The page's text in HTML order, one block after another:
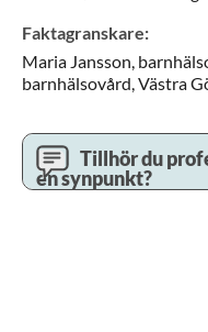
Faktagranskare:
Maria Jansson,
barnhälsovård,Västra
Tillhör du
en synpunkt?